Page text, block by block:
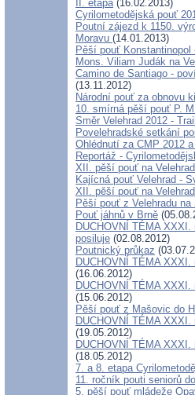
II. etapa(16.02.2013)
Cyrilometodějská pouť
Poutní zájezd k 1150.
Moravu (14.01.2013)
Pěší pouť Konstantinopol
Mons. Viliam Judák na
Camino de Santiago -
(13.11.2012)
Národní pouť za obnovu
10. smírná pěší pouť P.
Směr Velehrad 2012 -
Povelehradské setkání
Ohlédnutí za CMP 2012
Reportáž -
XII. pěší pouť na
Kajícná pouť Velehrad -
XII. pěší pouť na
Pěší pouť z Velehradu na
Pouť jáhnů v Brně
DUCHOVNÍ TÉMA
posiluje (02.08.2012)
Poutnický průkaz
DUCHOVNÍ TÉMA
(16.06.2012)
DUCHOVNÍ TÉMA
(15.06.2012)
Pěší pouť z Mašovic do
DUCHOVNÍ TÉMA
(19.05.2012)
DUCHOVNÍ TÉMA
(18.05.2012)
7. a 8. etapa
11. ročník pouti seniorů
5. pěší pouť mládeže